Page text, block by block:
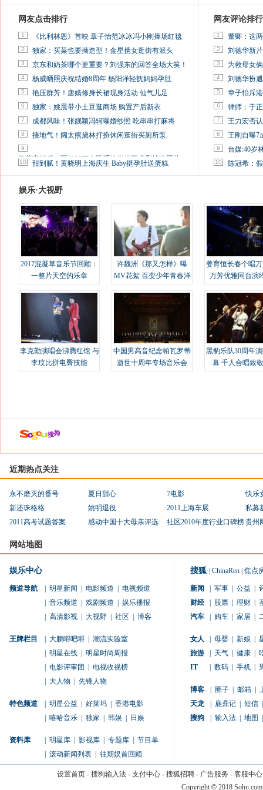
网友点击排行
1 《比利林恩》首映 章子怡范冰冰冯小刚捧场红毯
2 独家：买菜也要拗造型！金星携女逛街有派头
3 京东和奶茶哪个更重要？刘强东的回答全场大笑！
4 杨威晒照庆祝结婚8周年 杨阳洋轻抚妈妈孕肚
5 艳压群芳！唐嫣修身长裙现身活动 仙气儿足
6 独家：姚晨带小土豆逛商场 购置产后新衣
7 成都风味！张靓颖冯轲曝婚纱照 吃串串打麻将
8 接地气！阔太熊黛林打扮休闲逛街买厕所泵
9
马蓉离婚后，砸1000万人民币给媒体要求删掉这照片
10 甜到腻！黄晓明上海庆生 Baby挺孕肚送蛋糕
网友评论排行
1 董卿：这
2 刘德华新
3 为救母女
4 刘德华扮
5 章子怡斥
6 律师：于
7 王力宏否
8 王刚自曝7
9 台媒:40岁
10 陈冠希：
娱乐·大视野
2017混凝草音乐节回顾：
一整片天空的乐章
许魏洲《那又怎样》曝
MV花絮 百变少年青春洋
姜育恒长春个唱
万芳优雅同台演
李克勤演唱会沸腾红馆 与
李玟比拼电臀技能
中国男高音纪念帕瓦罗蒂
逝世十周年专场音乐会
黑豹乐队30周年
幕 千人合唱致
近期热点关注
永不磨灭的番号 夏日甜心 7电影
快乐
新还珠格格
姚明退役 2011上海车展
私募
2011高考试题答案
感动中国十大母亲评选 社区2010年度行业口碑榜贵州
网站地图
娱乐中心
频道导航 明星新闻 电影频道
电视频道
音乐频道 戏剧频道
娱乐播报
高清影视 大视野 社区 博客
王牌栏目 大鹏嘚吧嘚
潮流实验室
明星在线
明星时尚周报
电影评审团
电视收视榜
大人物 先锋人物
特色频道 明星公益 好莱坞
香港电影
嘻哈音乐 独家 韩娱 日娱
资料库 明星库 影视库 专题库
节目单
滚动新闻列表 往期娱首回顾
搜狐 ChinaRen 焦点
新闻 军事 公益
财经
股票 理财
汽车
购车 家居
女人 母婴 新娘
旅游
天气 健康
IT
数码 手机
博客 圈子 邮箱
天龙
鹿鼎记 短信
搜狗
输入法 地图
设置首页- 搜狗输入法- 支付中心- 搜狐招聘- 广告服务 - 客服中心
Copyright © 2018